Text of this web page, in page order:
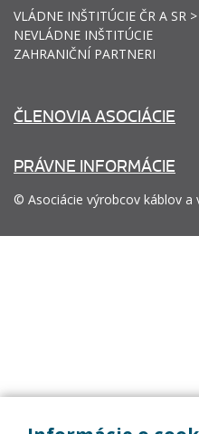
VLÁDNE INŠTITÚCIE ČR A SR >
NEVLÁDNE INŠTITÚCIE
ZAHRANIČNÍ PARTNERI
ČLENOVIA ASOCIÁCIE
PRÁVNE INFORMÁCIE
© Asociácie výrobcov káblov a